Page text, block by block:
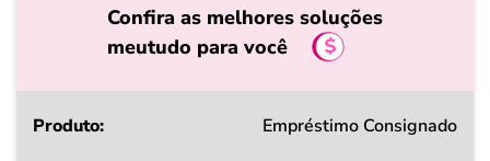
Confira as melhores soluções
meutudo para você
Produto
Empréstimo Consignado